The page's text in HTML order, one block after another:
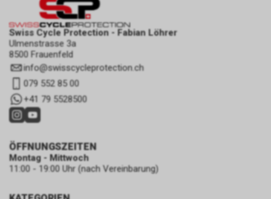
Swiss Cycle Protection - Fabian Löhrer
Ulmenstrasse 3a
8500 Frauenfeld
info@swisscycleprotection.ch
079 552 85 00
+41 79 5528500
ÖFFNUNGSZEITEN
Montag - Mittwoch
11:00 - 19:00 Uhr (nach Vereinbarung)